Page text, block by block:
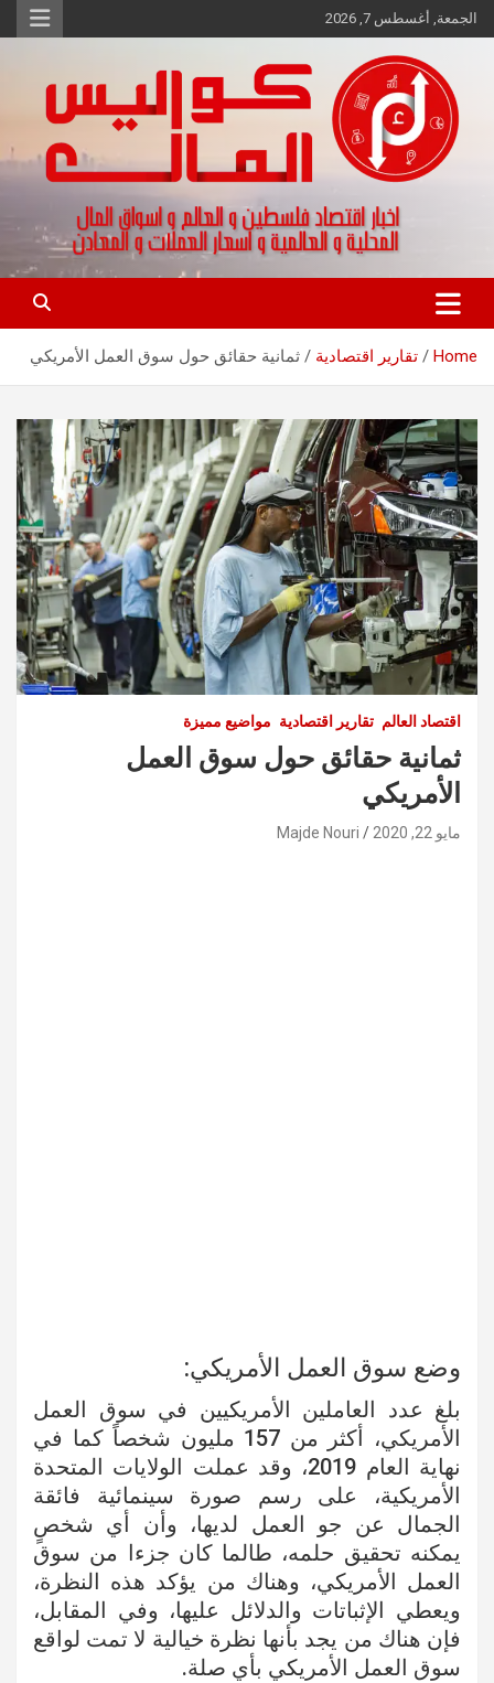
Skip
to
الجمعة, أغسطس 7, 2026
كواليس المال
اخبار اقتصاد فلسطين و العالم و تقارير اسواق المال و العملات
Home تقارير اقتصادية ثمانية حقائق حول سوق العمل الأمريكي
اقتصاد العالم تقارير اقتصادية مواضيع مميزة
ثمانية حقائق حول سوق العمل
الأمريكي
مايو 22, 2020 Majde Nouri
وضع سوق العمل الأمريكي:
بلغ عدد العاملين الأمريكيين في سوق العمل
الأمريكي، أكثر من 157 مليون شخصاً كما في
نهاية العام 2019، وقد عملت الولايات المتحدة
الأمريكية، على رسم صورة سينمائية فائقة
الجمال عن جو العمل لديها، وأن أي شخصٍ
يمكنه تحقيق حلمه، طالما كان جزءا من سوق
العمل الأمريكي، وهناك من يؤكد هذه النظرة،
ويعطي الإثباتات والدلائل عليها، وفي المقابل،
فإن هناك من يجد بأنها نظرة خيالية لا تمت لواقع
سوق العمل الأمريكي بأي صلة.